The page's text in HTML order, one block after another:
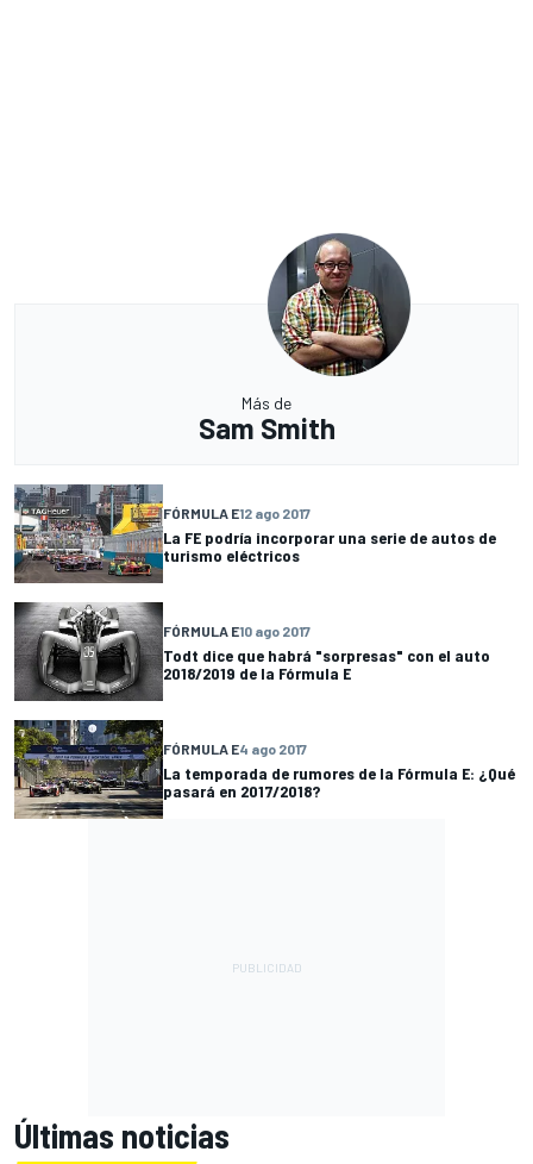
Más de
Sam Smith
FÓRMULA E12 ago 2017
La FE podría incorporar una serie de autos de
turismo eléctricos
FÓRMULA E10 ago 2017
Todt dice que habrá "sorpresas" con el auto
2018/2019 de la Fórmula E
FÓRMULA E4 ago 2017
La temporada de rumores de la Fórmula E: ¿Qué
pasará en 2017/2018?
Últimas noticias